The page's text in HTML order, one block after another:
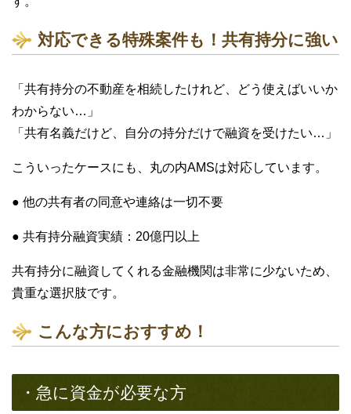
対応できる特殊案件も！共有持分に強い
「共有持分の不動産を相続したけれど、どう使えばいいか
わからない…」
「共有名義だけど、自分の持分だけで融資を受けたい…」
こういったケースにも、丸の内AMSは対応しています。
● 他の共有者の同意や連絡は一切不要
● 共有持分融資実績：20億円以上
共有持分に融資してくれる金融機関は非常に少ないため、
貴重な選択肢です。
こんな方におすすめ！
・急に資金が必要な方